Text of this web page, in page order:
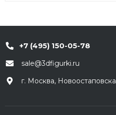
+7 (495) 150-05-78
sale@3dfigurki.ru
г. Москва,